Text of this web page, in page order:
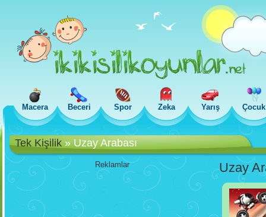
Macera Beceri Spor Zeka Yarış Çocuk
Tek Kişilik»Uzay Arabası
Reklamlar Uzay